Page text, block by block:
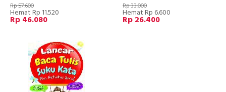
Rp 57.600
Hemat Rp 11.520
Rp 46.080
Rp 33.000
Hemat Rp 6.600
Rp 26.400